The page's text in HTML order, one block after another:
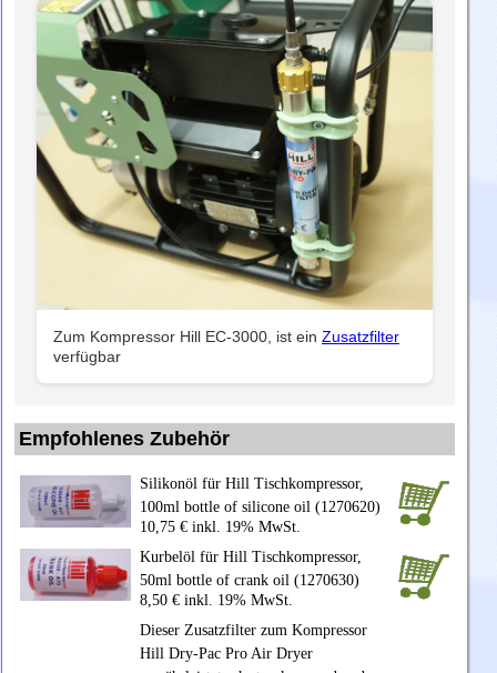
Zum Kompressor Hill EC-3000, ist ein Zusatzfilter
verfügbar
Empfohlenes Zubehör
Silikonöl für Hill Tischkompressor,
100ml bottle of silicone oil (1270620)
10,75 € inkl. 19% MwSt.
Kurbelöl für Hill Tischkompressor,
50ml bottle of crank oil (1270630)
8,50 € inkl. 19% MwSt.
Dieser Zusatzfilter zum Kompressor
Hill Dry-Pac Pro Air Dryer